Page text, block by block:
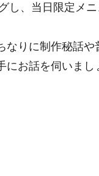
し、当日限定メ
なりに制作秘話
お話を伺いまし